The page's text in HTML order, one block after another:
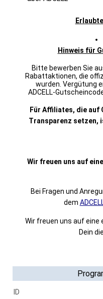
Hinweis für
Bitte bewerben Sie
Rabattaktionen, die
wurden. Vergütung
Für Affiliates, die auf
Transparenz setzen,
Wir freuen uns auf
Bei Fragen und
dem
Wir freuen uns auf
Dein
ID